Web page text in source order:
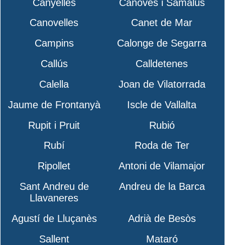
Canyelles
Cànoves i Samalús
Canovelles
Canet de Mar
Campins
Calonge de Segarra
Callús
Calldetenes
Calella
Joan de Vilatorrada
Jaume de Frontanyà
Iscle de Vallalta
Rupit i Pruit
Rubió
Rubí
Roda de Ter
Ripollet
Antoni de Vilamajor
Sant Andreu de
Llavaneres
Andreu de la Barca
Agustí de Lluçanès
Adrià de Besòs
Sallent
Mataró